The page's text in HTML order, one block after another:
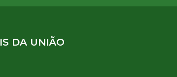
DA UNIÃO